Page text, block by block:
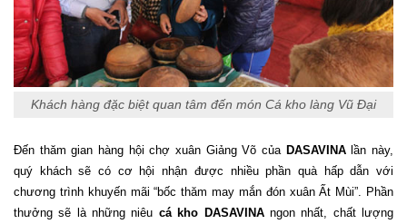
Khách hàng đặc biệt quan tâm đến món Cá kho làng Vũ Đại
Đến thăm gian hàng hội chợ xuân Giảng Võ của DASAVINAlần này,
quý khách sẽ có cơ hội nhận được nhiều phần quà hấp dẫn với
chương trình khuyến mãi “bốc thăm may mắn đón xuân Ất Mùi”. Phần
thưởng sẽ là những niêu cá kho DASAVINAngon nhất, chất lượng